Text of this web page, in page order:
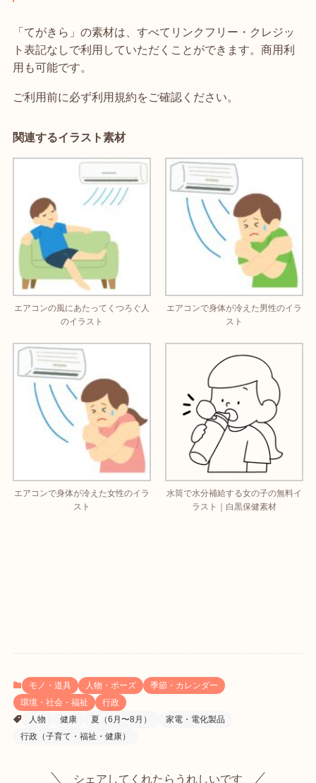
「てがきら」の素材は、すべてリンクフリー・クレジッ
ト表記なしで利用していただくことができます。商用利
用も可能です。
ご利用前に必ず利用規約をご確認ください。
関連するイラスト素材
エアコンの風にあたってくつろぐ人
のイラスト
エアコンで身体が冷えた男性のイラ
スト
エアコンで身体が冷えた女性のイラ
スト
水筒で水分補給する女の子の無料イ
ラスト｜白黒保健素材
モノ・道具 人物・ポーズ
季節・カレンダー
環境・社会・福祉
行政
人物
健康 夏（6月〜8月）
家電・電化製品
行政（子育て・福祉・健康）
シェアしてくれたらうれしいです